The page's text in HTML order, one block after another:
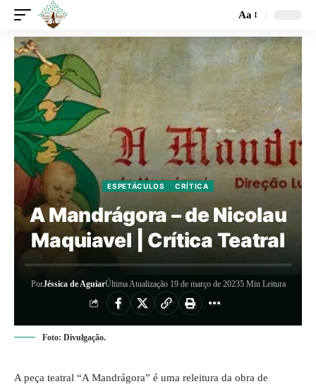
Aa
ESPETÁCULOS CRÍTICA
A Mandrágora – de Nicolau
Maquiavel | Crítica Teatral
PorJéssica de AguiarÚltima Atualização 19 de março de 20235 Min Leitura
Foto: Divulgação.
A peça teatral “A Mandrágora” é uma releitura da obra de